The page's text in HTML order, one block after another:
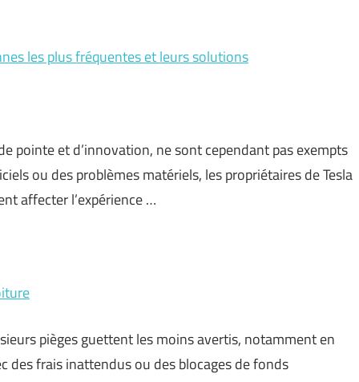
les plus fréquentes et leurs solutions
pointe et d’innovation, ne sont cependant pas exempts
ou des problèmes matériels, les propriétaires de Tesla
affecter l’expérience …
pièges guettent les moins avertis, notamment en
des frais inattendus ou des blocages de fonds